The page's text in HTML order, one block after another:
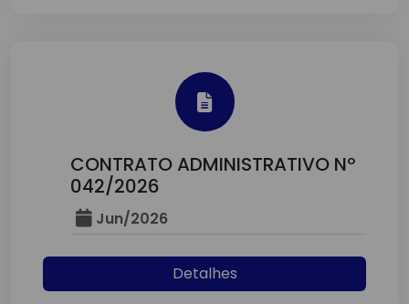
CONTRATO ADMINISTRATIVO Nº
042/2026
Jun/2026
Detalhes